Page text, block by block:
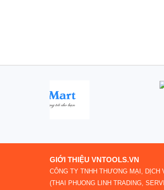
GIỚI THIỆU VNTOOLS.VN
CÔNG TY TNHH THƯƠNG MẠI,
(THAI PHUONG LINH TRADING,